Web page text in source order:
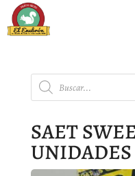
Búsqueda
de
productos
SAET
UNIDADES